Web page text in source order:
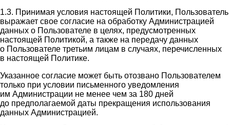
1.3. Принимая условия настоящей Политики, Пользователь
выражает свое согласие на обработку Администрацией
данных о Пользователе в целях, предусмотренных
настоящей Политикой, а также на передачу данных
о Пользователе третьим лицам в случаях, перечисленных
в настоящей Политике.
Указанное согласие может быть отозвано Пользователем
только при условии письменного уведомления
им Администрации не менее чем за 180 дней
до предполагаемой даты прекращения использования
данных Администрацией.